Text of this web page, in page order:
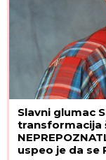
Slavni glumac
transformacija
uspeo je da se